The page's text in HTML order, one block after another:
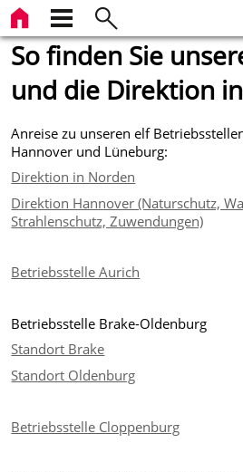
So finden Sie
und die Direktion
Anreise zu unseren elf
Hannover und Lüneburg:
Direktion in Norden
Direktion Hannover (Naturschutz,
Strahlenschutz, Zuwendungen)
Betriebsstelle Aurich
Betriebsstelle Brake-Oldenburg
Standort Brake
Standort Oldenburg
Betriebsstelle Cloppenburg